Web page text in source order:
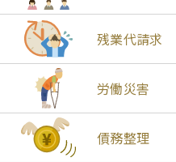
残業代請求
労働災害
債務整理